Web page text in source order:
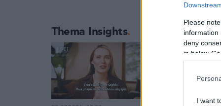
Please
information
deny
in below
I want
Thema Insights